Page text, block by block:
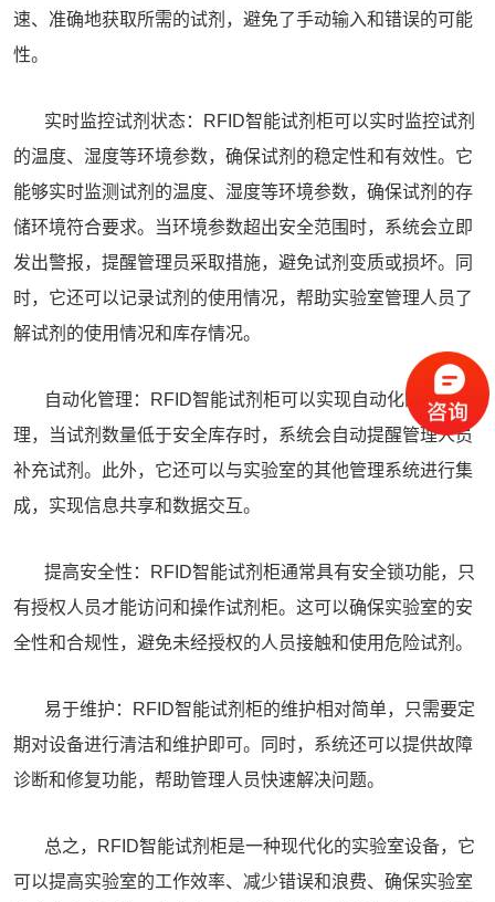
速、准确地获取所需的试剂，避免了手动输入和错误的可能
性。
实时监控试剂状态：RFID智能试剂柜可以实时监控试剂
的温度、湿度等环境参数，确保试剂的稳定性和有效性。它
能够实时监测试剂的温度、湿度等环境参数，确保试剂的存
储环境符合要求。当环境参数超出安全范围时，系统会立即
发出警报，提醒管理员采取措施，避免试剂变质或损坏。同
时，它还可以记录试剂的使用情况，帮助实验室管理人员了
解试剂的使用情况和库存情况。
自动化管理：RFID智能试剂柜可以实现自动化的库存管
理，当试剂数量低于安全库存时，系统会自动提醒管理人员
补充试剂。此外，它还可以与实验室的其他管理系统进行集
成，实现信息共享和数据交互。
提高安全性：RFID智能试剂柜通常具有安全锁功能，只
有授权人员才能访问和操作试剂柜。这可以确保实验室的安
全性和合规性，避免未经授权的人员接触和使用危险试剂。
易于维护：RFID智能试剂柜的维护相对简单，只需要定
期对设备进行清洁和维护即可。同时，系统还可以提供故障
诊断和修复功能，帮助管理人员快速解决问题。
总之，RFID智能试剂柜是一种现代化的实验室设备，它
可以提高实验室的工作效率、减少错误和浪费、确保实验室